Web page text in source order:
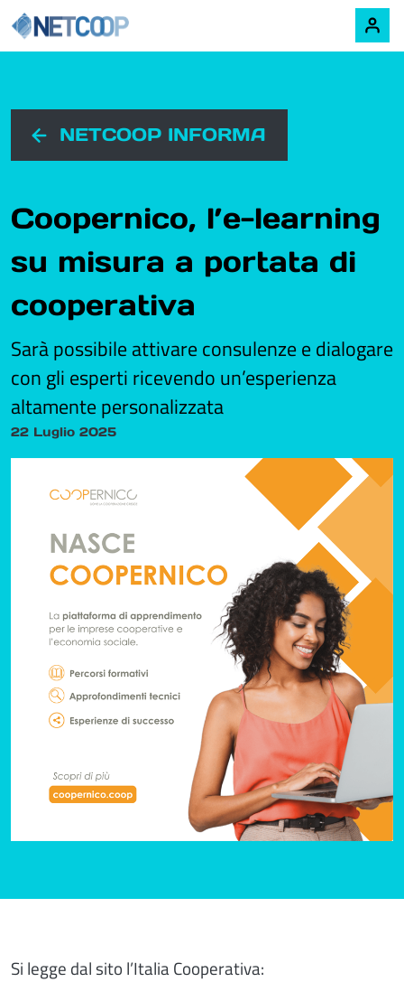
Navigazione principale
NETCOOP INFORMA
Coopernico, l’e-learning
su misura a portata di
cooperativa
Sarà possibile attivare consulenze e dialogare
con gli esperti ricevendo un’esperienza
altamente personalizzata
22 Luglio 2025
Si legge dal sito l’Italia Cooperativa: